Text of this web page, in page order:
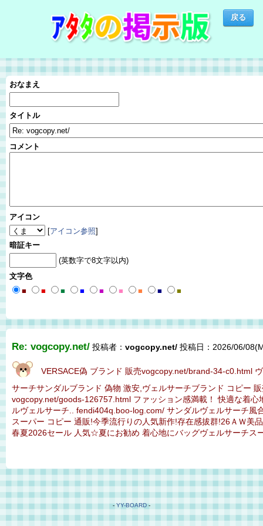
おなまえ
タイトル
コメント
アイコン
[アイコン参照]
暗証キー
(英数字で8文字以内)
文字色
■
■ ■ ■ ■ ■ ■ ■ ■
Re: vogcopy.net/ 投稿者： vogcopy.net/ 投稿日：2026/06/
VERSACE偽 ブランド 販売vogcopy.net/brand-34-c0.html
サーチサンダルブランド 偽物 激安,ヴェルサーチブランド コピー
vogcopy.net/goods-126757.html ファッション感満載！ 快適な着
ルヴェルサーチ.. fendi404q.boo-log.com/ サンダルヴェルサーチ風
スーパー コピー 通販!今季流行りの人気新作!存在感拔群!26ＡＷ
春夏2026セール 人気☆夏にお勧め 着心地にバッグヴェルサーチス
-YY-BOARD-